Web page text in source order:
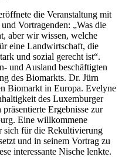
die Veranstaltung mit
Vortragenden: „Was die
aber wir wissen, welche
eine Landwirtschaft, die
und sozial gerecht ist“.
und Ausland beschäftigten
des Biomarkts. Dr. Jürn
Biomarkt in Europa. Evelyne
des Luxemburger
Ergebnisse zur
Eine willkommene
sich für die Rekultivierung
und in seinem Vortrag zu
interessante Nische lenkte.